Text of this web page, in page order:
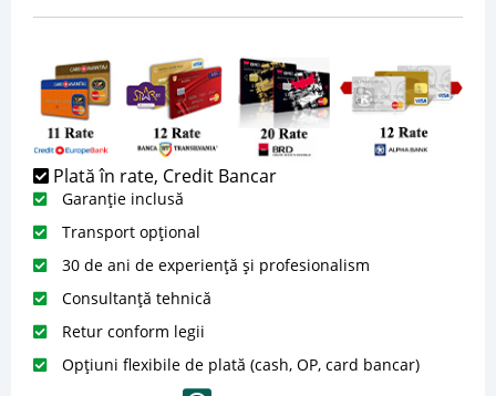
Plată în rate, Credit Bancar
Garanție inclusă
Transport opțional
30 de ani de experiență și profesionalism
Consultanță tehnică
Retur conform legii
Opțiuni flexibile de plată (cash, OP, card bancar)